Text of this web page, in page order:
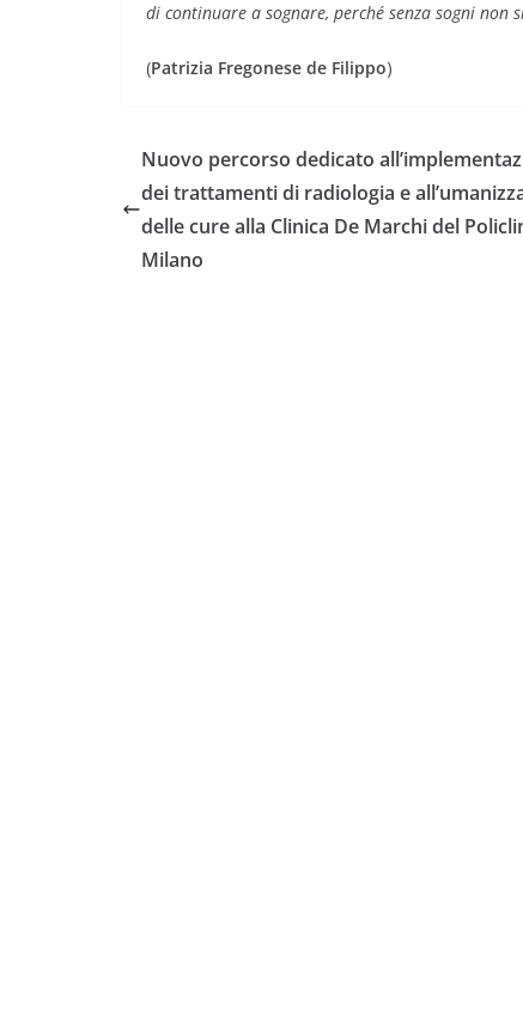
di continuare a sognare, perché senza sogni non
(Patrizia Fregonese de Filippo)
Nuovo percorso dedicato
dei trattamenti di radiologia e
delle cure alla Clinica De Marchi del
Milano